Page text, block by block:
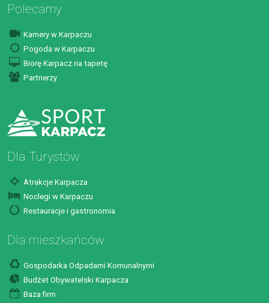
Polecamy
Kamery w Karpaczu
Pogoda w Karpaczu
Biorę Karpacz na tapetę
Partnerzy
Dla Turystów
Atrakcje Karpacza
Noclegi w Karpaczu
Restauracje i gastronomia
Dla mieszkańców
Gospodarka Odpadami Komunalnymi
Budżet Obywatelski Karpacza
Baza firm